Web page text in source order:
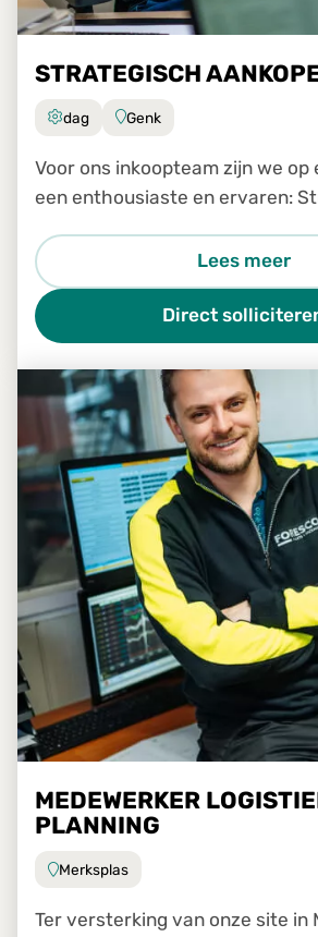
STRATEGISCH
dag Genk
Voor ons inkoopteam zijn we op een zoek naar
een enthousiaste en ervaren:
Lees meer
Direct
MEDEWERKER
PLANNING
Merksplas
Ter versterking van onze site in Merksplas zijn